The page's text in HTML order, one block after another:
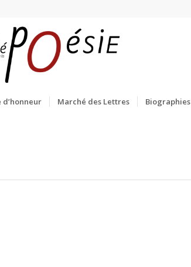
d’honneur Marché des Lettres Biographies